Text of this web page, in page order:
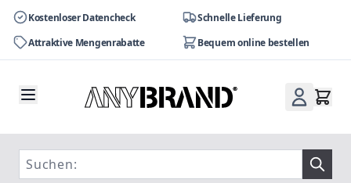
Kostenloser Datencheck
Schnelle Lieferung
Attraktive Mengenrabatte
Bequem online bestellen